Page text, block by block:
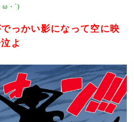
っかい影になって空に映
よ